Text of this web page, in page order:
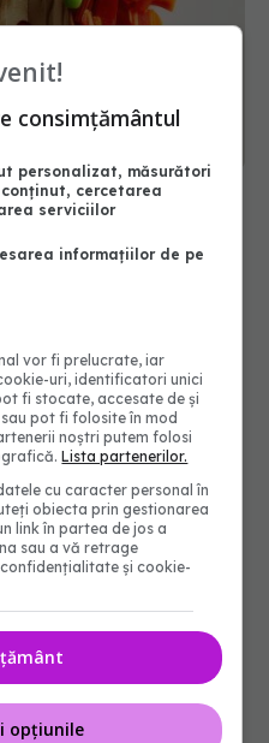
consimțământul
personalizat, măsurători
cercetarea
serviciilor
informațiilor de pe
vor fi prelucrate, iar
uri, identificatori unici
fi stocate, accesate de și
pot fi folosite în mod
noștri putem folosi
Lista partenerilor.
cu caracter personal în
obiecta prin gestionarea
link în partea de jos a
sau a vă retrage
și cookie-
opțiunile